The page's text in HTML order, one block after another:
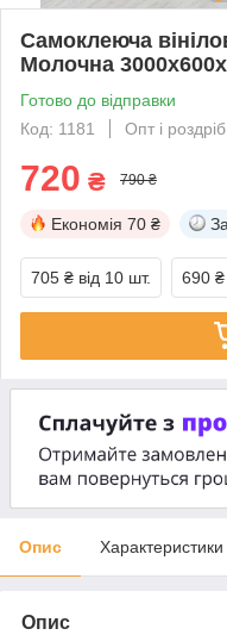
Самоклеюча
Молочна
Готово до відправки
Код: 1181
Опт і роздріб
720 ₴ 790 ₴
Економія 70 ₴
705 ₴ від 10 шт. 690 ₴
Опис Характеристики
Опис